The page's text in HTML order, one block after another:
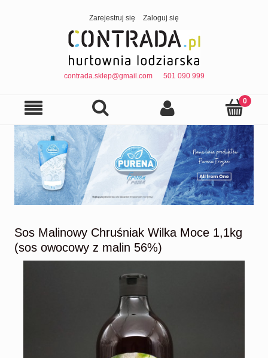
Zarejestruj się Zaloguj się
contrada.sklep@gmail.com 501 090 999
Sos Malinowy Chruśniak Wilka Moce 1,1kg
(sos owocowy z malin 56%)